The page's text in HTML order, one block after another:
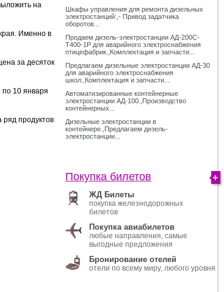
на
Именно в
за десяток
по 10 января
ряд продуктов
Шкафы управления для ремонта дизельных
электростанций:,- Привод задатчика
оборотов...
Продаем дизель-электростанции АД-200С-
Т400-1Р для аварийного электроснабжения
птицефабрик.,Комплектация и запчасти...
Предлагаем дизельные электростанции АД-30
для аварийного электроснабжения
школ.,Комплектация и запчасти...
Автоматизированные контейнерные
электростанции АД-100.,Производство
контейнерных...
Дизельные электростанции в
контейнере.,Предлагаем дизель-
электростанции...
Покупка билетов
ЖД Билеты
покупка железнодорожных
билетов
Покупка авиабилетов
любые направления, самые
выгодные предложения
Бронирование отелей
отели по всему миру, любого уровня